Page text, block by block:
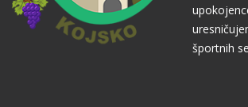
športnih